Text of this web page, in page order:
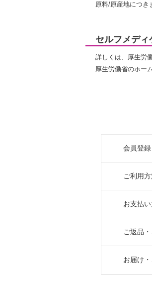
原料/原産地につき
セルフメデ
詳しくは、厚生労
厚生労働省のホー
会員登
ご利用
お支払
ご返品
お届け